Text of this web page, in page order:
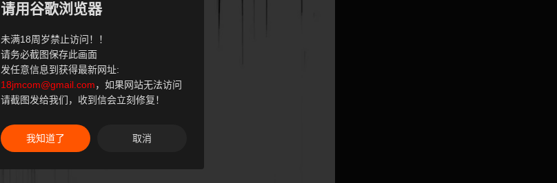
请用谷歌浏览器
未满18周岁禁止访问！！
请务必截图保存此画面
发任意信息到获得最新网址:
18jmcom@gmail.com，如果网站无法访问
请截图发给我们，收到信会立刻修复！
我知道了 取消